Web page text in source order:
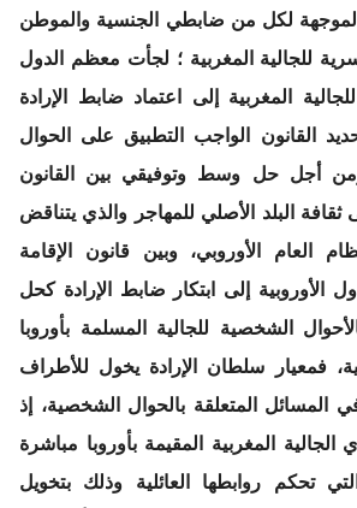
الموجهة لكل من ضابطي الجنسية والموطن
للجالية المغربية ؛ لجأت معظم الدول
للجالية المغربية إلى اعتماد ضابط الإرادة
القانون الواجب التطبيق على الحوال
ومن أجل حل وسط وتوفيقي بين القانون
البلد الأصلي للمهاجر والذي يتناقض
العام الأوروبي، وبين قانون الإقامة
الأوروبية إلى ابتكار ضابط الإرادة كحل
الشخصية للجالية المسلمة بأوروبا
فمعيار سلطان الإرادة يخول للأطراف
المسائل المتعلقة بالحوال الشخصية، إذ
الجالية المغربية المقيمة بأوروبا مباشرة
تحكم روابطها العائلية وذلك بتخويل